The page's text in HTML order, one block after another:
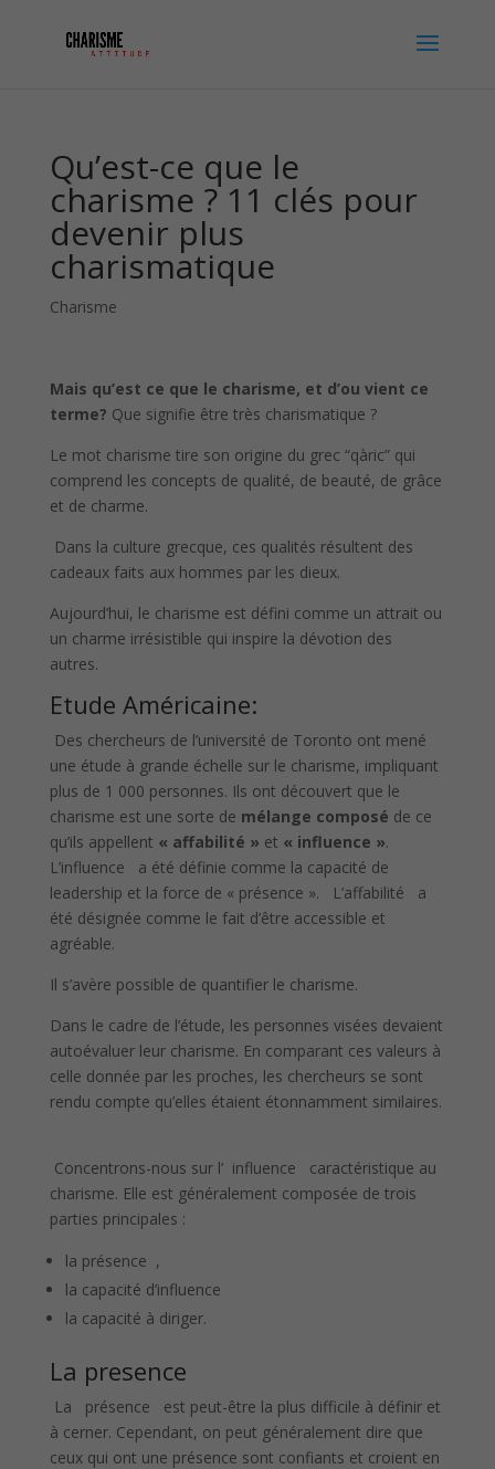
Qu’est-ce que le
charisme ? 11 clés pour
devenir plus
charismatique
Charisme
Mais qu’est ce que le charisme, et d’ou vient ce
terme? Que signifie être très charismatique ?
Le mot charisme tire son origine du grec “qàric” qui
comprend les concepts de qualité, de beauté, de grâce
et de charme.
Dans la culture grecque, ces qualités résultent des
cadeaux faits aux hommes par les dieux.
Aujourd’hui, le charisme est défini comme un attrait ou
un charme irrésistible qui inspire la dévotion des
autres.
Etude Américaine:
Des chercheurs de l’université de Toronto ont mené
une étude à grande échelle sur le charisme, impliquant
plus de 1 000 personnes. Ils ont découvert que le
charisme est une sorte de mélange composé de ce
qu’ils appellent « affabilité » et « influence ».
L’influence a été définie comme la capacité de
leadership et la force de « présence ». L’affabilité a
été désignée comme le fait d’être accessible et
agréable.
Il s’avère possible de quantifier le charisme.
Dans le cadre de l’étude, les personnes visées devaient
autoévaluer leur charisme. En comparant ces valeurs à
celle donnée par les proches, les chercheurs se sont
rendu compte qu’elles étaient étonnamment similaires.
Concentrons-nous sur l’ influence caractéristique au
charisme. Elle est généralement composée de trois
parties principales :
la présence ,
la capacité d’influence
la capacité à diriger.
La presence
La présence est peut-être la plus difficile à définir et
à cerner. Cependant, on peut généralement dire que
ceux qui ont une présence sont confiants et croient en